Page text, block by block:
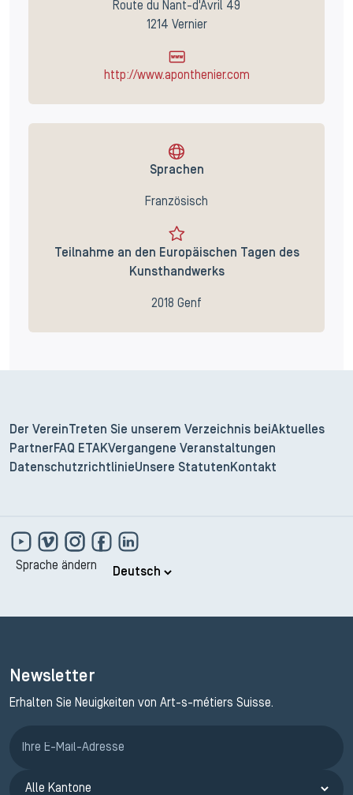
Route du Nant-d'Avril 49
1214 Vernier
http://www.aponthenier.com
Sprachen
Französisch
Teilnahme an den Europäischen Tagen des
Kunsthandwerks
2018 Genf
Der Verein Treten Sie unserem Verzeichnis bei Aktuelles
Partner FAQ ETAKVergangene Veranstaltungen
DatenschutzrichtlinieUnsere Statuten Kontakt
Sprache ändern
Newsletter
Erhalten Sie Neuigkeiten von Art-s-métiers Suisse.